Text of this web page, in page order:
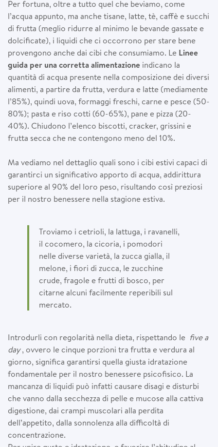
Per fortuna, oltre a tutto quel che beviamo, come
l’acqua appunto, ma anche tisane, latte, tè, caffè e succhi
di frutta (meglio ridurre al minimo le bevande gassate e
dolcificate), i liquidi che ci occorrono per stare bene
provengono anche dai cibi che consumiamo. Le Linee
guida per una corretta alimentazione indicano la
quantità di acqua presente nella composizione dei diversi
alimenti, a partire da frutta, verdura e latte (mediamente
l’85%), quindi uova, formaggi freschi, carne e pesce (50-
80%); pasta e riso cotti (60-65%), pane e pizza (20-
40%). Chiudono l’elenco biscotti, cracker, grissini e
frutta secca che ne contengono meno del 10%.
Ma vediamo nel dettaglio quali sono i cibi estivi capaci di
garantirci un significativo apporto di acqua, addirittura
superiore al 90% del loro peso, risultando così preziosi
per il nostro benessere nella stagione estiva.
Troviamo i cetrioli, la lattuga, i ravanelli,
il cocomero, la cicoria, i pomodori
nelle diverse varietà, la zucca gialla, il
melone, i fiori di zucca, le zucchine
crude, fragole e frutti di bosco, per
citarne alcuni facilmente reperibili sul
mercato.
Introdurli con regolarità nella dieta, rispettando le five a
day , ovvero le cinque porzioni tra frutta e verdura al
giorno, significa garantirsi quella giusta idratazione
fondamentale per il nostro benessere psicofisico. La
mancanza di liquidi può infatti causare disagi e disturbi
che vanno dalla secchezza di pelle e mucose alla cattiva
digestione, dai crampi muscolari alla perdita
dell’appetito, dalla sonnolenza alla difficoltà di
concentrazione.